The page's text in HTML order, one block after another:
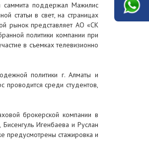
поддержал Мажилис
статьи в свет, на страницах
рынок представляет АО «СК
политики компании при
в съемках телевизионно
политики г. Алматы и
проводится среди студентов,
брокерской компании в
Игенбаева и Руслан
предусмотрены стажировка и